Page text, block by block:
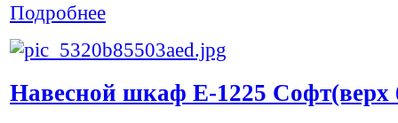
Подробнее
Навесной шкаф Е-1225 Софт(верх